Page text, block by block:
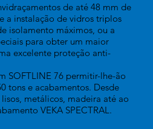
de até 48 mm de
a instalação de vidros triplos
isolamento máximos, ou a
para obter um maior
excelente proteção anti-
SOFTLINE 76 permitir-lhe-ão
tons e acabamentos. Desde
metálicos, madeira até ao
VEKA SPECTRAL.